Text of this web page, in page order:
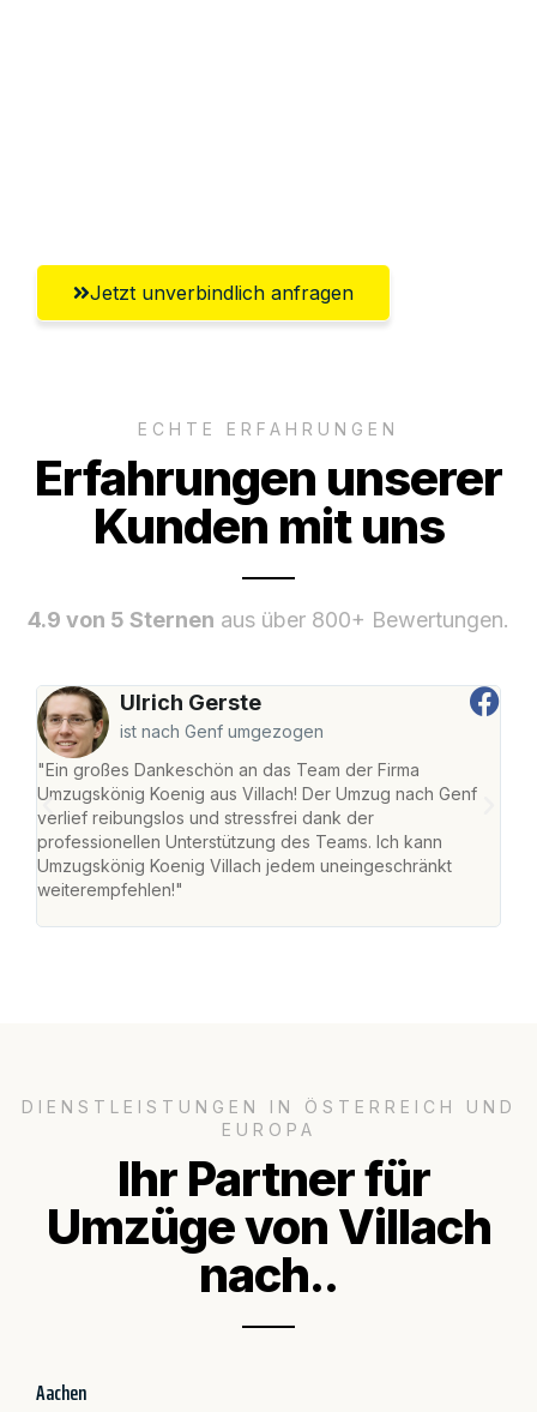
Jetzt unverbindlich anfragen
ECHTE ERFAHRUNGEN
Erfahrungen unserer
Kunden mit uns
4.9 von 5 Sternen aus über 800+ Bewertungen.
Ulrich Gerste
ist nach Genf umgezogen
"Ein großes Dankeschön an das Team der Firma
Umzugskönig Koenig aus Villach! Der Umzug nach Genf
verlief reibungslos und stressfrei dank der
professionellen Unterstützung des Teams. Ich kann
Umzugskönig Koenig Villach jedem uneingeschränkt
weiterempfehlen!"
DIENSTLEISTUNGEN IN ÖSTERREICH UND
EUROPA
Ihr Partner für
Umzüge von Villach
nach..
Aachen